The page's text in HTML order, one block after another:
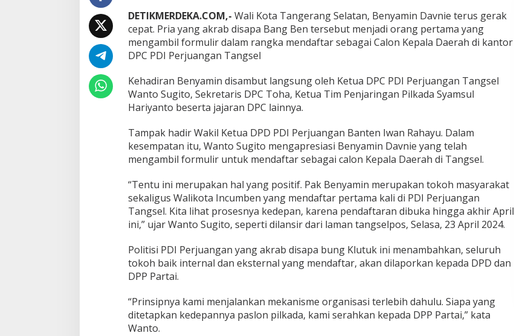
t
a
r
P
e
r
a
m
a
y
a
o
W
a
i
k
t
a
i
DETIKMERDEKA.COM,- Wali Kota Tangerang Selatan, Benyamin Davnie terus gerak
cepat. Pria yang akrab disapa Bang Ben tersebut menjadi orang pertama yang
mengambil formulir dalam rangka mendaftar sebagai Calon Kepala Daerah di kantor
DPC PDI Perjuangan Tangsel
Kehadiran Benyamin disambut langsung oleh Ketua DPC PDI Perjuangan Tangsel
Wanto Sugito, Sekretaris DPC Toha, Ketua Tim Penjaringan Pilkada Syamsul
Hariyanto beserta jajaran DPC lainnya.
Tampak hadir Wakil Ketua DPD PDI Perjuangan Banten Iwan Rahayu. Dalam
kesempatan itu, Wanto Sugito mengapresiasi Benyamin Davnie yang telah
mengambil formulir untuk mendaftar sebagai calon Kepala Daerah di Tangsel.
“Tentu ini merupakan hal yang positif. Pak Benyamin merupakan tokoh masyarakat
sekaligus Walikota Incumben yang mendaftar pertama kali di PDI Perjuangan
Tangsel. Kita lihat prosesnya kedepan, karena pendaftaran dibuka hingga akhir April
ini,” ujar Wanto Sugito, seperti dilansir dari laman tangselpos, Selasa, 23 April 2024.
Politisi PDI Perjuangan yang akrab disapa bung Klutuk ini menambahkan, seluruh
tokoh baik internal dan eksternal yang mendaftar, akan dilaporkan kepada DPD dan
DPP Partai.
“Prinsipnya kami menjalankan mekanisme organisasi terlebih dahulu. Siapa yang
ditetapkan kedepannya paslon pilkada, kami serahkan kepada DPP Partai,” kata
Wanto.